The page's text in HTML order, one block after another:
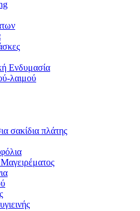
Ενδυμασία
λαιμού
σακίδια πλάτης